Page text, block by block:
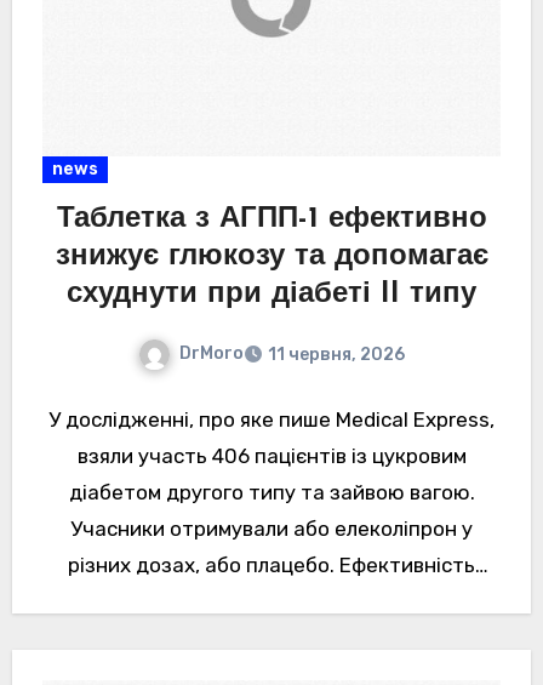
news
Таблетка з АГПП-1 ефективно
знижує глюкозу та допомагає
схуднути при діабеті II типу
DrMoro 11 червня, 2026
У дослідженні, про яке пише Medical Express,
взяли участь 406 пацієнтів із цукровим
діабетом другого типу та зайвою вагою.
Учасники отримували або елеколіпрон у
різних дозах, або плацебо. Ефективність